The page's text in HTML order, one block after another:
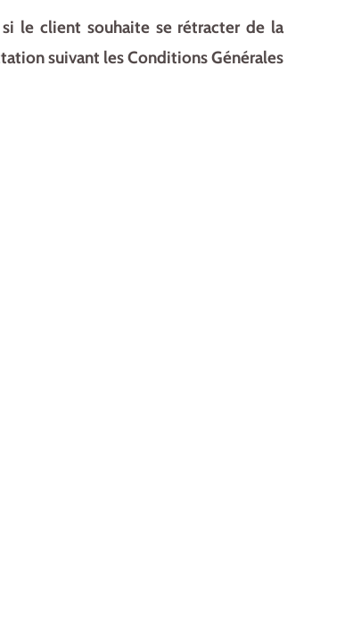
le client souhaite se rétracter de la
suivant les Conditions Générales